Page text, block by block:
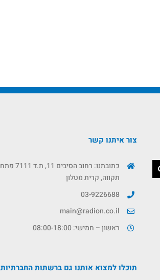
צור איתנו קשר
כתובתנו: רחוב הסיבים 11, ת.ד 7111 פתח
תקווה, קרית מטלון
03-9226688
main@radion.co.il
ראשון – חמישי: 08:00-18:00
תוכלו למצוא אותנו גם ברשתות החברתיות